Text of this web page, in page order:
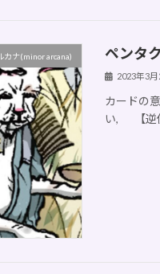
カナ(minor arcana) ペンタ
2023年3月
カードの
い, 【逆